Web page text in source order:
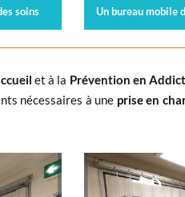
soins
Un bureau mobile
et à la Prévention en
nécessaires à une prise en